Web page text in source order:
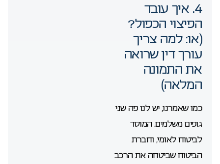
4. איך עובד
הפיצוי הכפול?
(או: למה צריך
עורך דין שרואה
את התמונה
המלאה)
כמו שאמרנו, יש לנו פה שני
גופים משלמים. המוסד
לביטוח לאומי, וחברת
הביטוח שביטחה את הרכב